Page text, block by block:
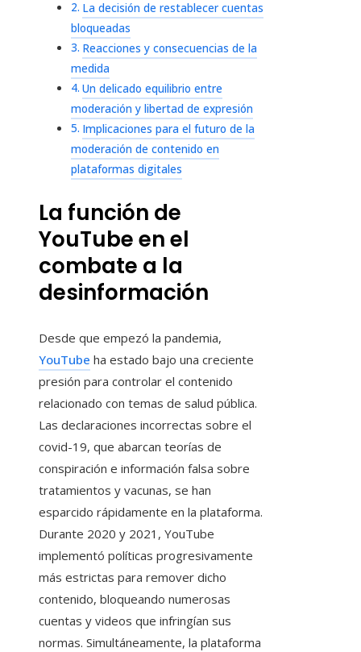
La decisión de restablecer cuentas
bloqueadas
Reacciones y consecuencias de la
medida
Un delicado equilibrio entre
moderación y libertad de expresión
Implicaciones para el futuro de la
moderación de contenido en
plataformas digitales
La función de
YouTube en el
combate a la
desinformación
Desde que empezó la pandemia,
YouTube ha estado bajo una creciente
presión para controlar el contenido
relacionado con temas de salud pública.
Las declaraciones incorrectas sobre el
covid-19, que abarcan teorías de
conspiración e información falsa sobre
tratamientos y vacunas, se han
esparcido rápidamente en la plataforma.
Durante 2020 y 2021, YouTube
implementó políticas progresivamente
más estrictas para remover dicho
contenido, bloqueando numerosas
cuentas y videos que infringían sus
normas. Simultáneamente, la plataforma